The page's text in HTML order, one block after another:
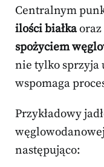
Centralnym
ilości białkaoraz
spożyciem
nie tylko sprzyja
wspomaga
Przykładowy
następująco: